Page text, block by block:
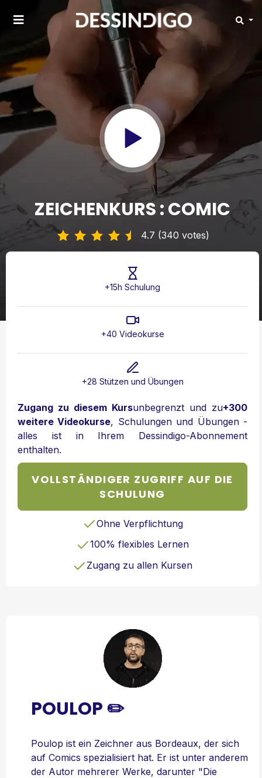
ZEICHENKURS : COMIC
4.7 (340 votes)
+15h Schulung
+40 Videokurse
+28 Stützen und Übungen
Zugang zu diesem Kursunbegrenzt und zu+300
weitere Videokurse, Schulungen und Übungen -
alles ist in Ihrem Dessindigo-Abonnement
enthalten.
VOLLSTÄNDIGER ZUGRIFF AUF DIE
SCHULUNG
Ohne Verpflichtung
100% flexibles Lernen
Zugang zu allen Kursen
POULOP ✏️
Poulop ist ein Zeichner aus Bordeaux, der sich
auf Comics spezialisiert hat. Er ist unter anderem
der Autor mehrerer Werke, darunter "Die